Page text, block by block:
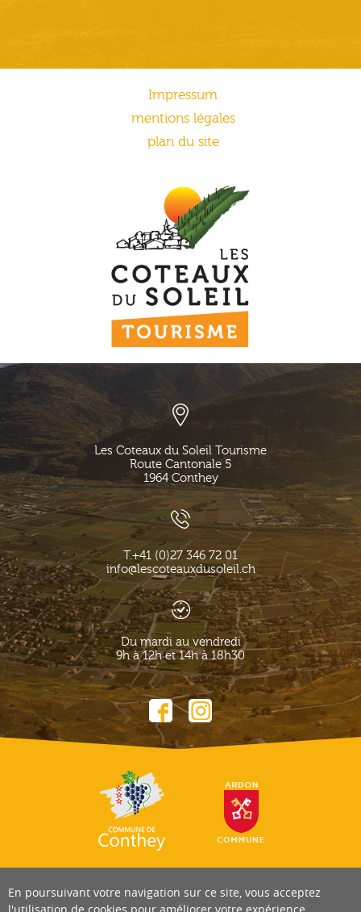
Impressum
mentions légales
plan du site
Les Coteaux du Soleil Tourisme
Route Cantonale 5
1964 Conthey
T.+41 (0)27 346 72 01
info@lescoteauxdusoleil.ch
Du mardi au vendredi
9h à 12h et 14h à 18h30
En poursuivant votre navigation sur ce site, vous acceptez